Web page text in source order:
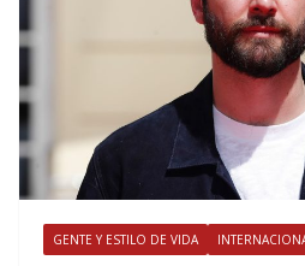
GENTE Y ESTILO DE VIDA